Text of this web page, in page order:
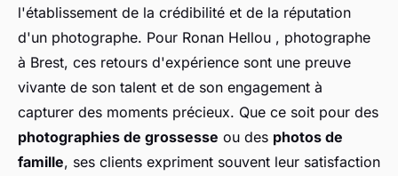
l'établissement de la crédibilité et de la réputation
d'un photographe. Pour Ronan Hellou , photographe
à Brest, ces retours d'expérience sont une preuve
vivante de son talent et de son engagement à
capturer des moments précieux. Que ce soit pour des
photographies de grossesse ou des photos de
famille, ses clients expriment souvent leur satisfaction